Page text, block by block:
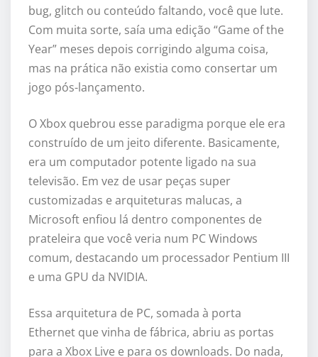
bug, glitch ou conteúdo faltando, você que lute.
Com muita sorte, saía uma edição “Game of the
Year” meses depois corrigindo alguma coisa,
mas na prática não existia como consertar um
jogo pós-lançamento.
O Xbox quebrou esse paradigma porque ele era
construído de um jeito diferente. Basicamente,
era um computador potente ligado na sua
televisão. Em vez de usar peças super
customizadas e arquiteturas malucas, a
Microsoft enfiou lá dentro componentes de
prateleira que você veria num PC Windows
comum, destacando um processador Pentium III
e uma GPU da NVIDIA.
Essa arquitetura de PC, somada à porta
Ethernet que vinha de fábrica, abriu as portas
para a Xbox Live e para os downloads. Do nada,